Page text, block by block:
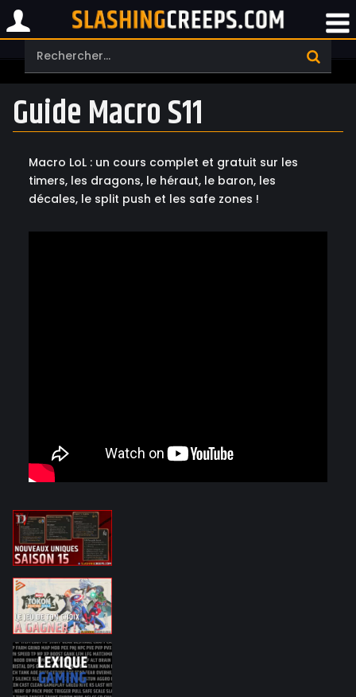
Guide Macro S11
Macro LoL : un cours complet et gratuit sur les
timers, les dragons, le héraut, le baron, les
décales, le split push et les safe zones !